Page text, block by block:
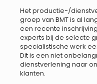
Het productie-/
groep van BMT is al
een recente
experts bij de selecte
specialistische werk
Dit is een niet
dienstverlening naar
klanten.